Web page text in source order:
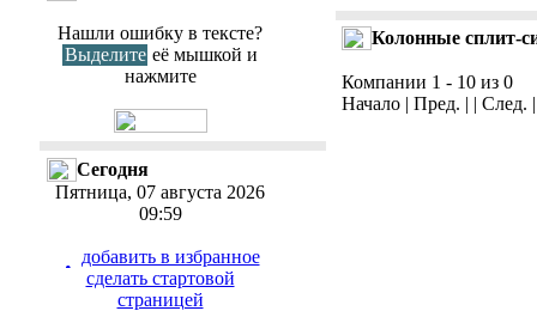
Нашли ошибку в тексте?
Выделите её мышкой и
нажмите
Сегодня
Пятница, 07 августа 2026
09:59
добавить в избранное
cделать стартовой
страницей
Колонные сплит-
Компании 1 - 10 из 0
Начало | Пред. | | След.